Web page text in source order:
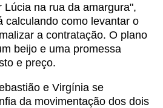
Lúcia na rua da amargura",
calculando como levantar o
a contratação. O plano
beijo e uma promessa
e preço.
e Virgínia se
da movimentação dos dois